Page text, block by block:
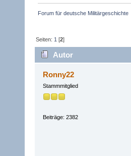
Forum für deutsche Militärgeschichte
Seiten: 1 [2]
Autor
Ronny22
Stammmitglied
Beiträge: 2382